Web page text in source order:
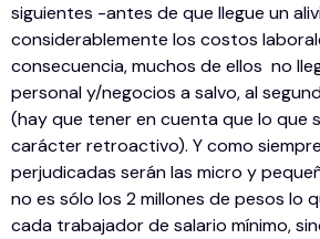
siguientes -antes de que llegue un
considerablemente los costos
consecuencia, muchos de ellos no
personal y/negocios a salvo, al
(hay que tener en cuenta que lo que
carácter retroactivo). Y como
perjudicadas serán las micro y
no es sólo los 2 millones de pesos lo
cada trabajador de salario mínimo,